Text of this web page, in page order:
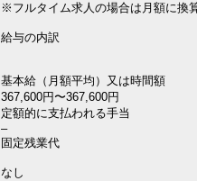
※フルタイム求人の場合は月額に換
給与の内訳
基本給（月額平均）又は時間額
367,600円〜367,600円
定額的に支払われる手当
–
固定残業代
なし